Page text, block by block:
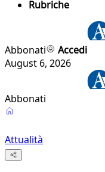
Rubriche
Abbonati
Accedi
August 6, 2026
Abbonati
Attualità